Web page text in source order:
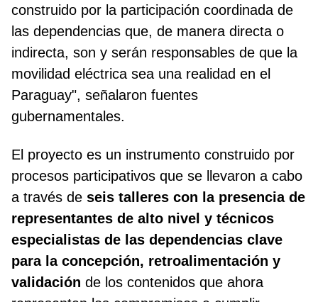
construido por la participación coordinada de
las dependencias que, de manera directa o
indirecta, son y serán responsables de que la
movilidad eléctrica sea una realidad en el
Paraguay", señalaron fuentes
gubernamentales.
El proyecto es un instrumento construido por
procesos participativos que se llevaron a cabo
a través de seis talleres con la presencia de
representantes de alto nivel y técnicos
especialistas de las dependencias clave
para la concepción, retroalimentación y
validación de los contenidos que ahora